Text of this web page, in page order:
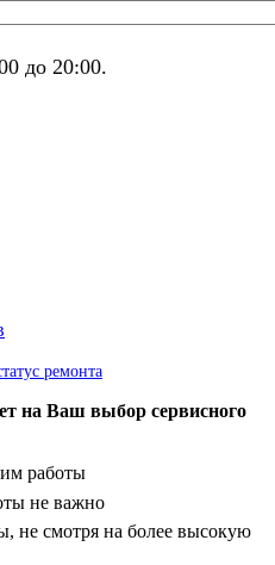
до 20:00.
ремонта
на Ваш выбор сервисного
работы
не важно
не смотря на более высокую